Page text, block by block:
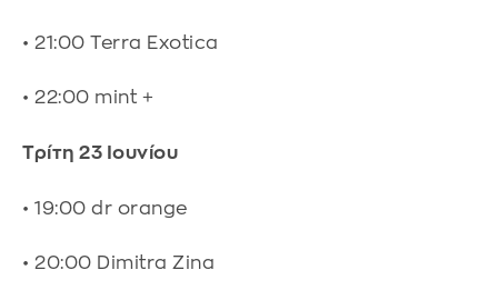
• 21:00 Terra Exotica
• 22:00 mint +
Τρίτη 23 Ιουνίου
• 19:00 dr orange
• 20:00 Dimitra Zina